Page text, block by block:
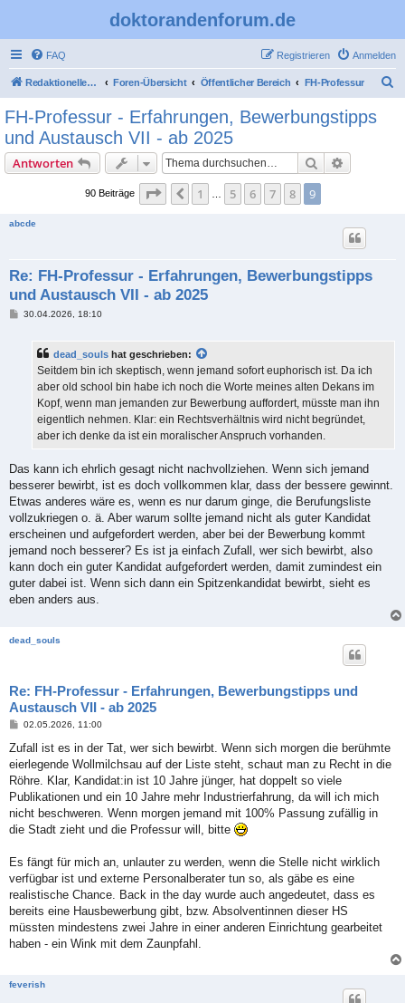
doktorandenforum.de
FAQ Anmelden
Registrieren
Redaktioneller Teil Foren-Übersicht Öffentlicher Bereich FH-Professur
FH-Professur - Erfahrungen, Bewerbungstipps
und Austausch VII - ab 2025
Antworten Suche
90 Beiträge Seite von
Vorherige
1 5 6 7 8 9
abcde
Re: FH-Professur - Erfahrungen, Bewerbungstipps
und Austausch VII - ab 2025
B30.04.2026, 18:10
dead_souls hat geschrieben:
Seitdem bin ich skeptisch, wenn jemand sofort euphorisch ist. Da ich
aber old school bin habe ich noch die Worte meines alten Dekans im
Kopf, wenn man jemanden zur Bewerbung auffordert, müsste man ihn
eigentlich nehmen. Klar: ein Rechtsverhältnis wird nicht begründet,
aber ich denke da ist ein moralischer Anspruch vorhanden.
Das kann ich ehrlich gesagt nicht nachvollziehen. Wenn sich jemand
besserer bewirbt, ist es doch vollkommen klar, dass der bessere gewinnt.
Etwas anderes wäre es, wenn es nur darum ginge, die Berufungsliste
vollzukriegen o. ä. Aber warum sollte jemand nicht als guter Kandidat
erscheinen und aufgefordert werden, aber bei der Bewerbung kommt
jemand noch besserer? Es ist ja einfach Zufall, wer sich bewirbt, also
kann doch ein guter Kandidat aufgefordert werden, damit zumindest ein
guter dabei ist. Wenn sich dann ein Spitzenkandidat bewirbt, sieht es
eben anders aus.
dead_souls
Re: FH-Professur - Erfahrungen, Bewerbungstipps und
Austausch VII - ab 2025
B
i
r
a
02.05.2026, 11:00
Zufall ist es in der Tat, wer sich bewirbt. Wenn sich morgen die berühmte
eierlegende Wollmilchsau auf der Liste steht, schaut man zu Recht in die
Röhre. Klar, Kandidat:in ist 10 Jahre jünger, hat doppelt so viele
Publikationen und ein 10 Jahre mehr Industrierfahrung, da will ich mich
nicht beschweren. Wenn morgen jemand mit 100% Passung zufällig in
die Stadt zieht und die Professur will, bitte
Es fängt für mich an, unlauter zu werden, wenn die Stelle nicht wirklich
verfügbar ist und externe Personalberater tun so, als gäbe es eine
realistische Chance. Back in the day wurde auch angedeutet, dass es
bereits eine Hausbewerbung gibt, bzw. Absolventinnen dieser HS
müssten mindestens zwei Jahre in einer anderen Einrichtung gearbeitet
haben - ein Wink mit dem Zaunpfahl.
feverish